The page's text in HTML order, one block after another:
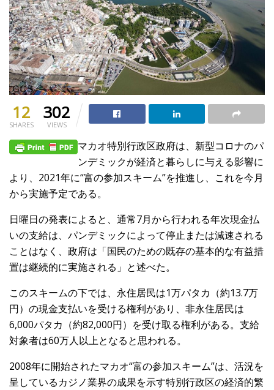
12
SHARES
302
VIEWS
マカオ特別行政区政府は、新型コロナのパ
ンデミックが経済と暮らしに与える影響に
より、2021年に“富の参加スキーム”を推進し、これを今月
から実施予定である。
日曜日の発表によると、通常7月から行われる年次現金払
いの支給は、パンデミックによって停止または減速される
ことはなく、政府は「国民のための既存の基本的な有益措
置は継続的に実施される」と述べた。
このスキームの下では、永住居民は1万パタカ（約13.7万
円）の現金支払いを受ける権利があり、非永住居民は
6,000パタカ（約82,000円）を受け取る権利がある。支給
対象者は60万人以上となると思われる。
2008年に開始されたマカオ“富の参加スキーム”は、活況を
呈しているカジノ業界の成果を示す特別行政区の経済的繁